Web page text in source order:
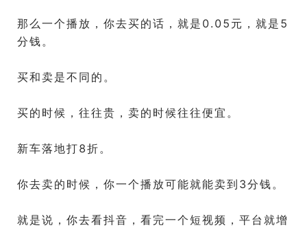
那么一个播放，你去买的话，就是0.05元，就是5
分钱。
买和卖是不同的。
买的时候，往往贵，卖的时候往往便宜。
新车落地打8折。
你去卖的时候，你一个播放可能就能卖到3分钱。
就是说，你去看抖音，看完一个短视频，平台就增